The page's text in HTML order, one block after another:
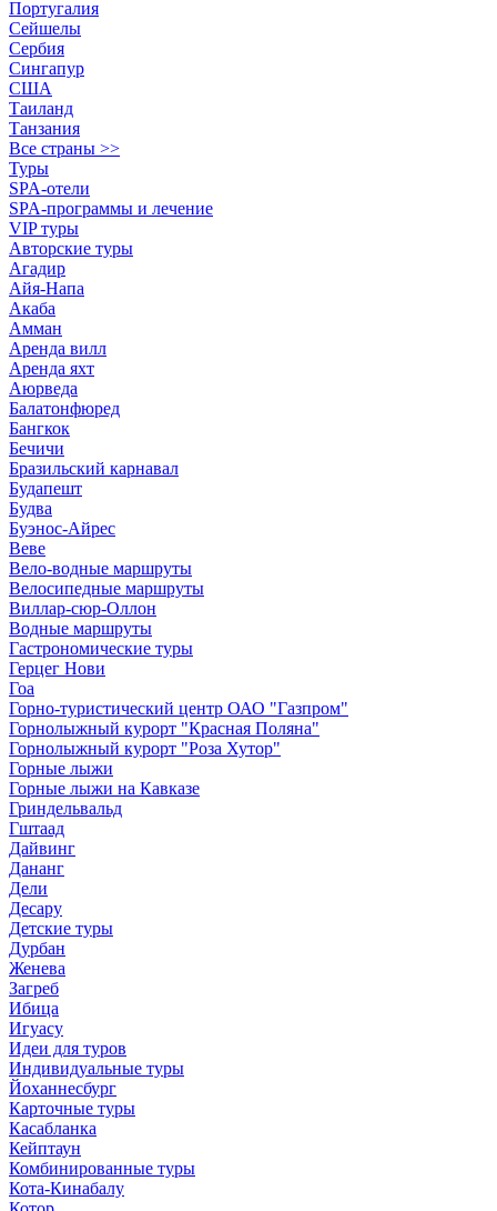
Португалия
Сейшелы
Сербия
Сингапур
США
Таиланд
Танзания
Все страны >>
Туры
SPA-отели
SPA-программы и лечение
VIP туры
Авторские туры
Агадир
Айя-Напа
Акаба
Амман
Аренда вилл
Аренда яхт
Аюрведа
Балатонфюред
Бангкок
Бечичи
Бразильский карнавал
Будапешт
Будва
Буэнос-Айрес
Веве
Вело-водные маршруты
Велосипедные маршруты
Виллар-сюр-Оллон
Водные маршруты
Гастрономические туры
Герцег Нови
Гоа
Горно-туристический центр ОАО "Газпром"
Горнолыжный курорт "Красная Поляна"
Горнолыжный курорт "Роза Хутор"
Горные лыжи
Горные лыжи на Кавказе
Гриндельвальд
Гштаад
Дайвинг
Дананг
Дели
Десару
Детские туры
Дурбан
Женева
Загреб
Ибица
Игуасу
Идеи для туров
Индивидуальные туры
Йоханнесбург
Карточные туры
Касабланка
Кейптаун
Комбинированные туры
Кота-Кинабалу